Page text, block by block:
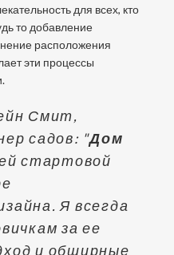
для всех, кто
то добавление
расположения
эти процессы
Смит,
садов: "Дом
стартовой
Я всегда
за ее
и обширные